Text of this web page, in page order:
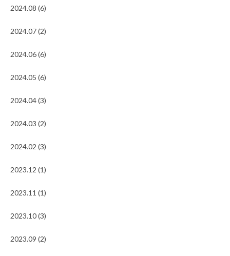
2024.08 (6)
2024.07 (2)
2024.06 (6)
2024.05 (6)
2024.04 (3)
2024.03 (2)
2024.02 (3)
2023.12 (1)
2023.11 (1)
2023.10 (3)
2023.09 (2)